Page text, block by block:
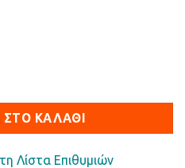
ΚΑΛΆΘΙ
Λίστα Επιθυμιών